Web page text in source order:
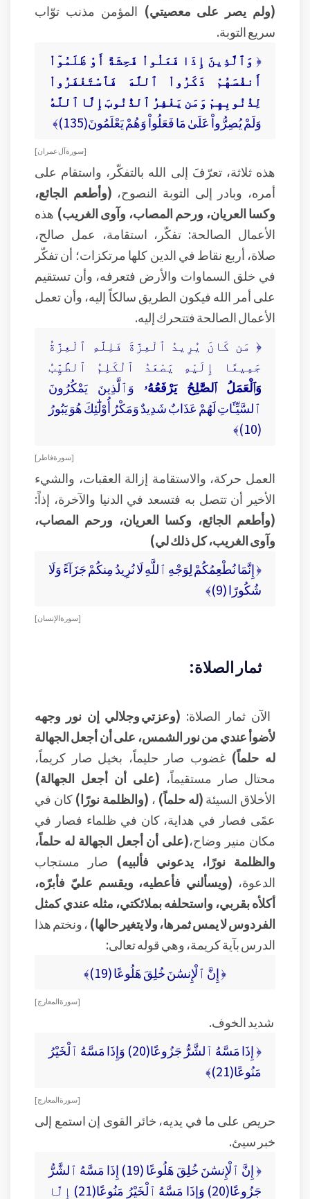
(ولم يصر على معصيتي) المؤمن مذنب توّاب
سريع التوبة.
﴿ وَٱلَّذِينَ إِذَا فَعَلُواْ فَٰحِشَةً أَوْ ظَلَمُوٓاْ
أَنفُسَهُمْ ذَكَرُواْ ٱللَّهَ فَٱسْتَغْفَرُواْ
لِذُنُوبِهِمْ وَمَن يَغْفِرُ ٱلذُّنُوبَ إِلَّا ٱللَّهُ
وَلَمْ يُصِرُّواْ عَلَىٰ مَا فَعَلُواْ وَهُمْ يَعْلَمُونَ(135)﴾
[ سورة آل عمران ]
هذه ثلاثة، تعرّفَ إلى الله بالتفكّر، واستقام على
أمره، وبادر إلى التوبة النصوح، (وأطعم الجائع،
وكسا العريان، ورحم المصاب، وآوى الغريب) هذه
الأعمال الصالحة: تفكّر، استقامة، عمل صالح،
صلاة، أربع نقاط في الدين كلها مرتكزات؛ أن تفكّر
في خلق السماوات والأرض فتعرفه، وأن تستقيم
على أمر الله فيكون الطريق سالكاً إليه، وأن تعمل
الأعمال الصالحة فتتحرك إليه.
﴿ مَن كَانَ يُرِيدُ ٱلْعِزَّةَ فَلِلَّهِ ٱلْعِزَّةُ
جَمِيعًا إِلَيْهِ يَصْعَدُ ٱلْكَلِمُ ٱلطَّيِّبُ
وَٱلْعَمَلُ ٱلصَّٰلِحُ يَرْفَعُهُۥ وَٱلَّذِينَ يَمْكُرُونَ
ٱلسَّيِّـَٔاتِ لَهُمْ عَذَابٌ شَدِيدٌ وَمَكْرُ أُوْلَٰٓئِكَ هُوَ يَبُورُ
(10)﴾
[ سورة فاطر ]
العمل حركة، والاستقامة إزالة العقبات، والشيء
الأخير أن تتصل به فتسعد في الدنيا والآخرة، إذاً:
(وأطعم الجائع، وكسا العريان، ورحم المصاب،
وآوى الغريب، كل ذلك لي)
﴿ إِنَّمَا نُطْعِمُكُمْ لِوَجْهِ ٱللَّهِ لَا نُرِيدُ مِنكُمْ جَزَآءً وَلَا
شُكُورًا (9)﴾
[ سورة الإنسان ]
ثمار الصلاة:
الآن ثمار الصلاة: (وعزتي وجلالي إن نور وجهه
لأضوأ عندي من نور الشمس، على أن أجعل الجهالة
له حلماً)غضوب صار حليماً، بخيل صار كريماً،
محتال صار مستقيماً، (على أن أجعل الجهالة)
الأخلاق السيئة(له حلماً) ، (والظلمة نورًا)كان في
عمًى فصار في هداية، كان في ظلماء فصار في
مكان منير وضاح،(على أن أجعل الجهالة له حلماً،
والظلمة نورًا، يدعوني فألبيه) صار مستجاب
الدعوة، (ويسألني فأعطيه، ويقسم عليّ فأبرّه،
أكلأه بقربي، واستحلفه بملائكتي، مثله عندي كمثل
الفردوس لا يمس ثمرها، ولا يتغير حالها)، ونختم هذا
الدرس بآية كريمة، وهي قوله تعالى:
﴿ إِنَّ ٱلْإِنسَٰنَ خُلِقَ هَلُوعًا (19)﴾
[ سورة المعارج ]
شديد الخوف.
﴿ إِذَا مَسَّهُ ٱلشَّرُّ جَزُوعًا(20) وَإِذَا مَسَّهُ ٱلْخَيْرُ
مَنُوعًا(21)﴾
[ سورة المعارج ]
حريص على ما في يديه، خائر القوى إن استمع إلى
خبر سيئ.
﴿ إِنَّ ٱلْإِنسَٰنَ خُلِقَ هَلُوعًا (19) إِذَا مَسَّهُ ٱلشَّرُّ
جَزُوعًا(20) وَإِذَا مَسَّهُ ٱلْخَيْرُ مَنُوعًا(21) إِلَّا